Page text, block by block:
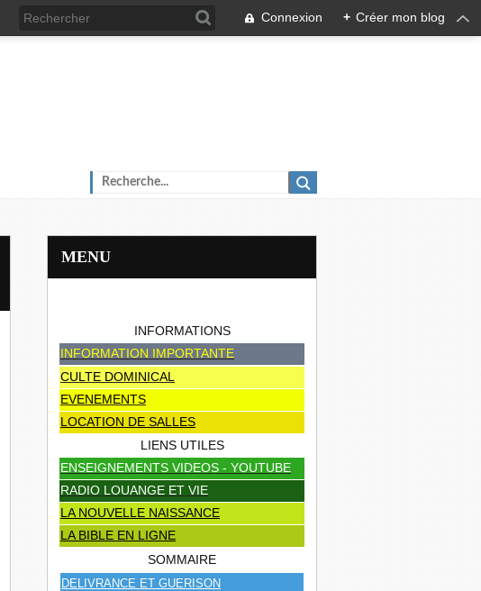
Connexion + Créer mon blog
MENU
INFORMATIONS
INFORMATION IMPORTANTE
CULTE DOMINICAL
EVENEMENTS
LOCATION DE SALLES
LIENS UTILES
ENSEIGNEMENTS VIDEOS - YOUTUBE
RADIO LOUANGE ET VIE
LA NOUVELLE NAISSANCE
LA BIBLE EN LIGNE
SOMMAIRE
DELIVRANCE ET GUERISON